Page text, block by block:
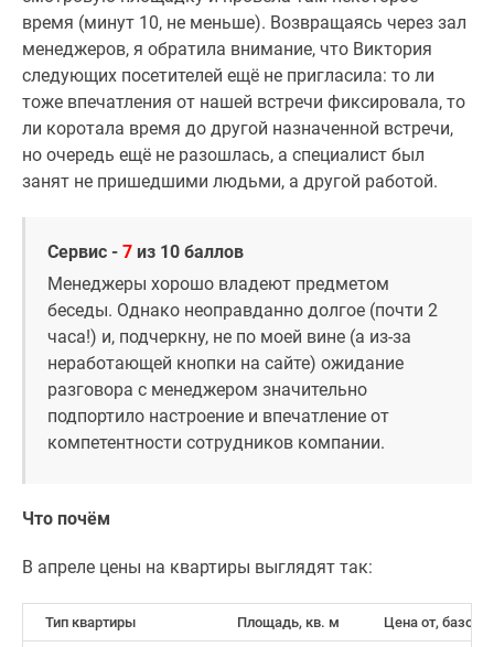
время (минут 10, не меньше). Возвращаясь через зал
менеджеров, я обратила внимание, что Виктория
следующих посетителей ещё не пригласила: то ли
тоже впечатления от нашей встречи фиксировала, то
ли коротала время до другой назначенной встречи,
но очередь ещё не разошлась, а специалист был
занят не пришедшими людьми, а другой работой.
Сервис - 7 из 10 баллов
Менеджеры хорошо владеют предметом
беседы. Однако неоправданно долгое (почти 2
часа!) и, подчеркну, не по моей вине (а из-за
неработающей кнопки на сайте) ожидание
разговора с менеджером значительно
подпортило настроение и впечатление от
компетентности сотрудников компании.
Что почём
В апреле цены на квартиры выглядят так:
Тип квартиры Площадь, кв. м Цена от,